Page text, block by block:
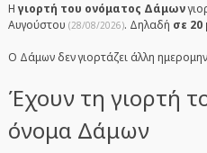
Η γιορτή του ονόματος Δάμων
Αυγούστου (28/08/2026). Δηλαδή σε
Ο Δάμων δεν γιορτάζει άλλη
Έχουν τη γιορτή
όνομα Δάμων